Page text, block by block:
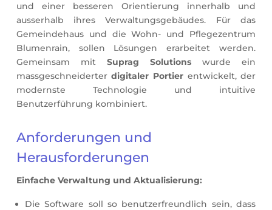
und einer besseren Orientierung innerhalb und
ausserhalb ihres Verwaltungsgebäudes. Für das
Gemeindehaus und die Wohn- und Pflegezentrum
Blumenrain, sollen Lösungen erarbeitet werden.
Gemeinsam mit Suprag Solutions wurde ein
massgeschneiderterdigitaler Portier entwickelt, der
modernste Technologie und intuitive
Benutzerführung kombiniert.
Anforderungen und
Herausforderungen
Einfache Verwaltung und Aktualisierung:
Die Software soll so benutzerfreundlich sein, dass